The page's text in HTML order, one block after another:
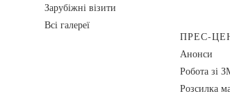
Зарубіжні візити
Всі галереї
ПРЕС-
Анонси
Робота зі
Розсилка